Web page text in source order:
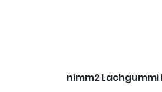
nimm2 Lachgummi